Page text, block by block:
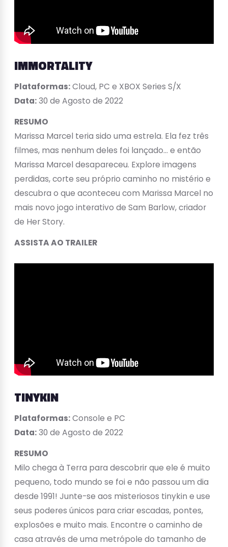
IMMORTALITY
Plataformas:Cloud, PC e XBOX Series S/X
Data:30 de Agosto de 2022
RESUMO
Marissa Marcel teria sido uma estrela. Ela fez três
filmes, mas nenhum deles foi lançado… e então
Marissa Marcel desapareceu. Explore imagens
perdidas, corte seu próprio caminho no mistério e
descubra o que aconteceu com Marissa Marcel no
mais novo jogo interativo de Sam Barlow, criador
de Her Story.
ASSISTA AO TRAILER
TINYKIN
Plataformas:Console e PC
Data:30 de Agosto de 2022
RESUMO
Milo chega à Terra para descobrir que ele é muito
pequeno, todo mundo se foi e não passou um dia
desde 1991! Junte-se aos misteriosos tinykin e use
seus poderes únicos para criar escadas, pontes,
explosões e muito mais. Encontre o caminho de
casa através de uma metrópole do tamanho de